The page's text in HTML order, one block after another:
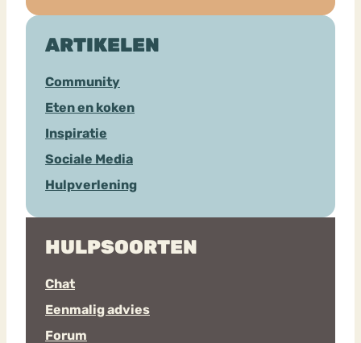
ARTIKELEN
Community
Eten en koken
Inspiratie
Sociale Media
Hulpverlening
HULPSOORTEN
Chat
Eenmalig advies
Forum